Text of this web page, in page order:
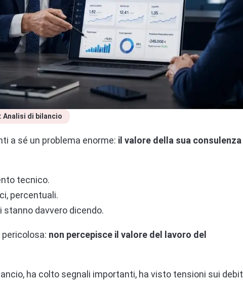
Analisi di bilancio
a sé un problema enorme: il valore della sua consulenza
tecnico.
percentuali.
davvero dicendo.
non percepisce il valore del lavoro del
ha colto segnali importanti, ha visto tensioni sui